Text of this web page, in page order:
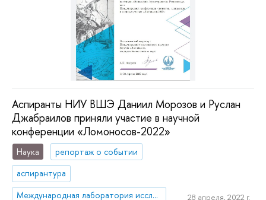
Аспиранты НИУ ВШЭ Даниил Морозов и Руслан
Джабраилов приняли участие в научной
конференции «Ломоносов-2022»
Наука
репортаж о событии
аспирантура
Международная лаборатория исследований русско-европейского интеллектуального диалога
28 апреля, 2022 г.